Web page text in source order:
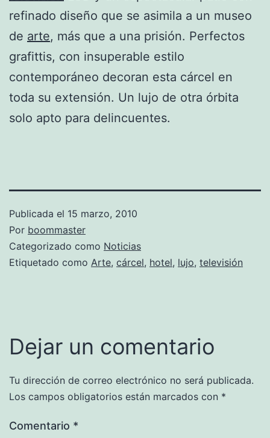
refinado diseño que se asimila a un museo
de arte, más que a una prisión. Perfectos
grafittis, con insuperable estilo
contemporáneo decoran esta cárcel en
toda su extensión. Un lujo de otra órbita
solo apto para delincuentes.
Publicada el 15 marzo, 2010
Por boommaster
Categorizado como Noticias
Etiquetado como Arte, cárcel, hotel, lujo, televisión
Dejar un comentario
Tu dirección de correo electrónico no será publicada.
Los campos obligatorios están marcados con *
Comentario *